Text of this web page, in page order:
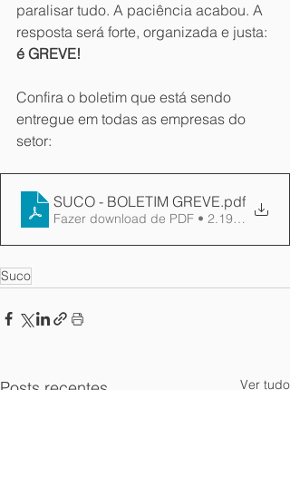
paralisar tudo. A paciência acabou. A
resposta será forte, organizada e justa:
é GREVE!
Confira o boletim que está sendo
entregue em todas as empresas do
setor:
SUCO - BOLETIM GREVE.pdf
Fazer download de PDF • 2.19MB
Suco
Posts recentes Ver tudo